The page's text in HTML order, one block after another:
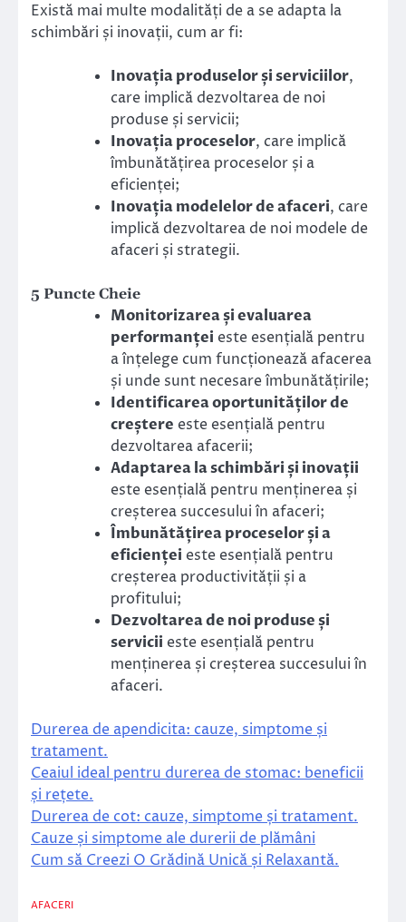
Există mai multe modalități de a se adapta la
schimbări și inovații, cum ar fi:
Inovația produselor și serviciilor,
care implică dezvoltarea de noi
produse și servicii;
Inovația proceselor, care implică
îmbunătățirea proceselor și a
eficienței;
Inovația modelelor de afaceri, care
implică dezvoltarea de noi modele de
afaceri și strategii.
5 Puncte Cheie
Monitorizarea și evaluarea
performanței este esențială pentru
a înțelege cum funcționează afacerea
și unde sunt necesare îmbunătățirile;
Identificarea oportunităților de
creștere este esențială pentru
dezvoltarea afacerii;
Adaptarea la schimbări și inovații
este esențială pentru menținerea și
creșterea succesului în afaceri;
Îmbunătățirea proceselor și a
eficienței este esențială pentru
creșterea productivității și a
profitului;
Dezvoltarea de noi produse și
servicii este esențială pentru
menținerea și creșterea succesului în
afaceri.
Durerea de apendicita: cauze, simptome și
tratament.
Ceaiul ideal pentru durerea de stomac: beneficii
și rețete.
Durerea de cot: cauze, simptome și tratament.
Cauze și simptome ale durerii de plămâni
Cum să Creezi O Grădină Unică și Relaxantă.
AFACERI